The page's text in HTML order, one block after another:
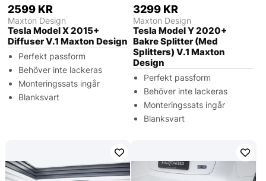
2599 KR
Maxton Design
Tesla Model X 2015+
Diffuser V.1 Maxton Design
Perfekt passform
Behöver inte lackeras
Monteringssats ingår
Blanksvart
3299 KR
Maxton Design
Tesla Model Y 2020+
Bakre Splitter (Med
Splitters) V.1 Maxton
Design
Perfekt passform
Behöver inte lackeras
Monteringssats ingår
Blanksvart